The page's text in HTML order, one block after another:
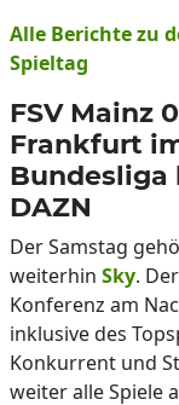
Alle Berichte zu
Spieltag
FSV Mainz
Frankfurt
Bundesliga
DAZN
Der Samstag
weiterhin Sky.
Konferenz am
inklusive des
Konkurrent und
weiter alle Spiele